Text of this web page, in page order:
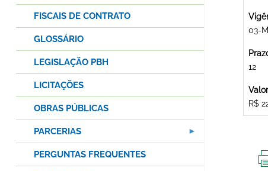
03-
12
R$
FISCAIS DE CONTRATO
GLOSSÁRIO
LEGISLAÇÃO PBH
LICITAÇÕES
OBRAS PÚBLICAS
PARCERIAS
PERGUNTAS FREQUENTES